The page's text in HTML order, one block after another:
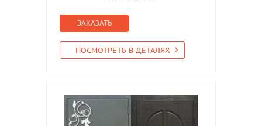
ЗАКАЗАТЬ
ПОСМОТРЕТЬ В ДЕТАЛЯХ